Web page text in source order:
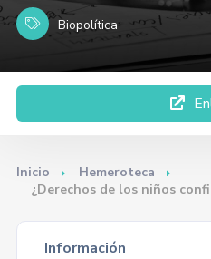
Biopolítica
Inicio
Hemeroteca
¿Derechos de los niños
Información